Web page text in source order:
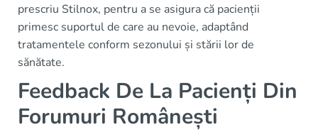
prescriu Stilnox, pentru a se asigura că pacienții
primesc suportul de care au nevoie, adaptând
tratamentele conform sezonului și stării lor de
sănătate.
Feedback De La Pacienți Din
Forumuri Românești